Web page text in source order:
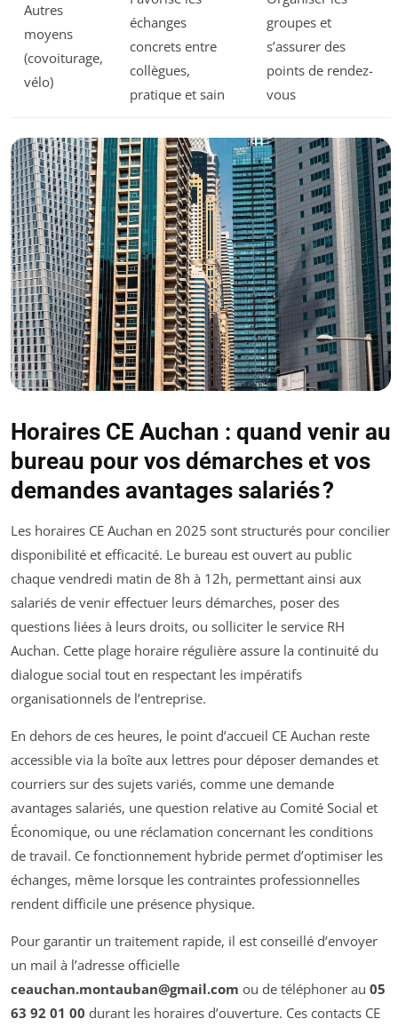
Autres
moyens
(covoiturage,
vélo)
échanges
concrets entre
collègues,
pratique et sain
groupes et
s’assurer des
points de rendez-
vous
Horaires CE Auchan : quand venir au
bureau pour vos démarches et vos
demandes avantages salariés ?
Les horaires CE Auchan en 2025 sont structurés pour concilier
disponibilité et efficacité. Le bureau est ouvert au public
chaque vendredi matin de 8h à 12h, permettant ainsi aux
salariés de venir effectuer leurs démarches, poser des
questions liées à leurs droits, ou solliciter le service RH
Auchan. Cette plage horaire régulière assure la continuité du
dialogue social tout en respectant les impératifs
organisationnels de l’entreprise.
En dehors de ces heures, le point d’accueil CE Auchan reste
accessible via la boîte aux lettres pour déposer demandes et
courriers sur des sujets variés, comme une demande
avantages salariés, une question relative au Comité Social et
Économique, ou une réclamation concernant les conditions
de travail. Ce fonctionnement hybride permet d’optimiser les
échanges, même lorsque les contraintes professionnelles
rendent difficile une présence physique.
Pour garantir un traitement rapide, il est conseillé d’envoyer
un mail à l’adresse officielle
ceauchan.montauban@gmail.com ou de téléphoner au 05
63 92 01 00 durant les horaires d’ouverture. Ces contacts CE